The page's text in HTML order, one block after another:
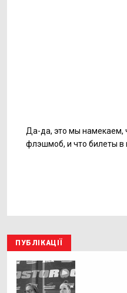
Да-да, это мы намекаем,
флэшмоб, и что билеты в
ПУБЛІКАЦІЇ